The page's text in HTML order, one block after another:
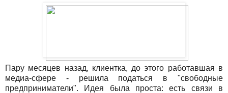
Пару месяцев назад, клиентка, до этого работавшая в
медиа-сфере - решила податься в "свободные
предприниматели". Идея была проста: есть связи в